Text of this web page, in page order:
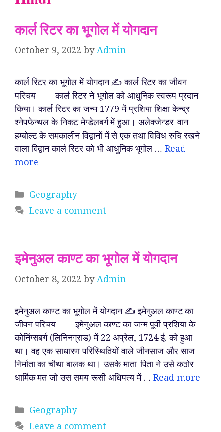
कार्ल रिटर का भूगोल में योगदान
October 9, 2022 byAdmin
कार्ल रिटर का भूगोल में योगदान ✍️ कार्ल रिटर का जीवन
परिचय कार्ल रिटर ने भूगोल को आधुनिक स्वरूप प्रदान
किया। कार्ल रिटर का जन्म 1779 में प्रशिया शिक्षा केन्द्र
श्नेपफेन्थल के निकट मेग्डेलबर्ग में हुआ। अलेक्जेन्डर-वान-
हम्बोल्ट के समकालीन विद्वानों में से एक तथा विविध रुचि रखने
वाला विद्वान कार्ल रिटर को भी आधुनिक भूगोल … Read
more
Categories
Geography
Leave a comment
इमेनुअल काण्ट का भूगोल में योगदान
October 8, 2022 byAdmin
इमेनुअल काण्ट का भूगोल में योगदान ✍️ इमेनुअल काण्ट का
जीवन परिचय इमेनुअल काण्ट का जन्म पूर्वी प्रशिया के
कोनिंग्सबर्ग (लिनिनग्राड) में 22 अप्रेल, 1724 ई. को हुआ
था। वह एक साधारण परिस्थितियों वाले जीनसाज और साज
निर्माता का चौथा बालक था। उसके माता-पिता ने उसे कठोर
धार्मिक मत जो उस समय रूसी अधिपत्य में … Read more
Categories
Geography
Leave a comment